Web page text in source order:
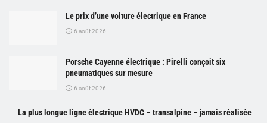
Le prix d’une voiture électrique en France
6 août 2026
Porsche Cayenne électrique : Pirelli conçoit six
pneumatiques sur mesure
6 août 2026
La plus longue ligne électrique HVDC – transalpine – jamais réalisée